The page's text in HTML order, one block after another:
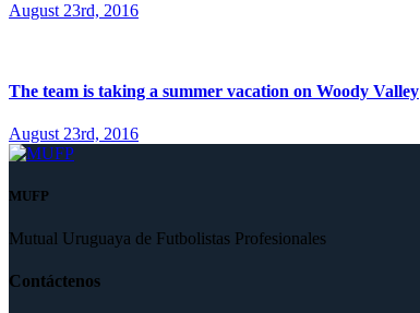
August 23rd, 2016
The team is taking a summer vacation on Woody Valley
August 23rd, 2016
MUFP
Mutual Uruguaya de Futbolistas Profesionales
Contáctenos